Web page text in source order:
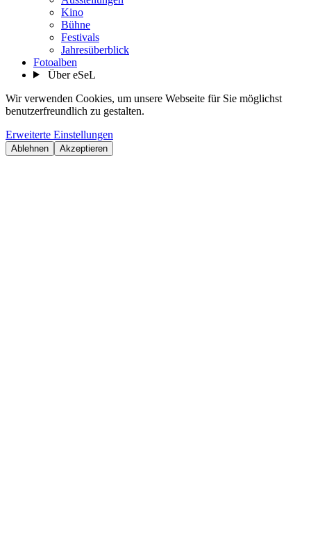
Kino
Bühne
Festivals
Jahresüberblick
Fotoalben
Über eSeL
Wir verwenden Cookies, um unsere Webseite für Sie möglichst
benutzerfreundlich zu gestalten.
Erweiterte Einstellungen
Ablehnen Akzeptieren